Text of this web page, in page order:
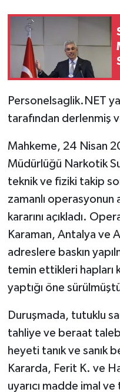
Personelsaglik.NET
tarafından derlenmiş
Mahkeme, 24 Nisan
Müdürlüğü Narkotik
teknik ve fiziki takip
zamanlı operasyonun
kararını açıkladı.
Karaman, Antalya ve
adreslere baskın
temin ettikleri hapları
yaptığı öne
Duruşmada, tutuklu
tahliye ve beraat
heyeti tanık ve sanık
Kararda, Ferit K. ve
uyarıcı madde imal